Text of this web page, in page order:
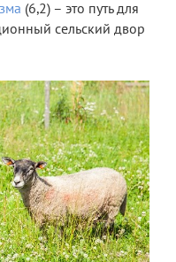
(6,2) – это путь для
сельский двор